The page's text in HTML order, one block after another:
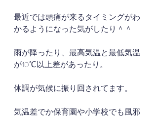
最近では頭痛が来るタイミングがわ
かるようになった気がしたり＾＾
雨が降ったり、最高気温と最低気温
が10℃以上差があったり。
体調が気候に振り回されてます。
気温差でか保育園や小学校でも風邪